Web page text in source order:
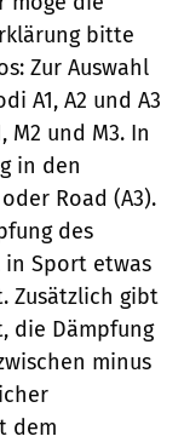
bitte
Zur Auswahl
A1, A2 und A3
und M3. In
in den
Road (A3).
des
in Sport etwas
Zusätzlich gibt
die Dämpfung
minus
dem